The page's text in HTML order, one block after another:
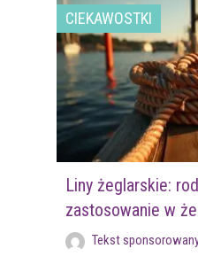
CIEKAWOSTKI
Liny żeglarskie:
zastosowanie w
Tekst